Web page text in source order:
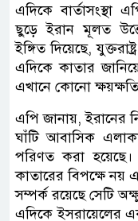
এদিকে বার্তাসংস্থা
ছুড়ে ইরান মূলত
ইঙ্গিত দিয়েছে,
এদিকে কাতার
এখানে কোনো
এপি জানায়, ইরানের
ঘাঁটি আবাসিক
পরিণত করা হয়েছে।
কাতারের বিপক্ষে নয়
সম্পর্ক রয়েছে সেটি
এদিকে ইসরায়েলের